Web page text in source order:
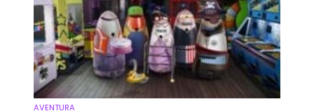
AVENTURA